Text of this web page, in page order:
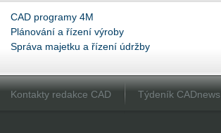
CAD programy 4M
Plánování a řízení výroby
Správa majetku a řízení údržby
Kontakty redakce CAD Týdeník CADnews